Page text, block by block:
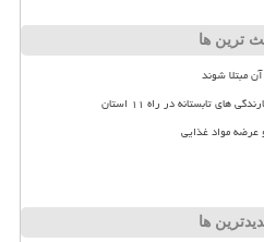
ترین ها
مبتلا شوند
عرضه مواد غذایی
ها